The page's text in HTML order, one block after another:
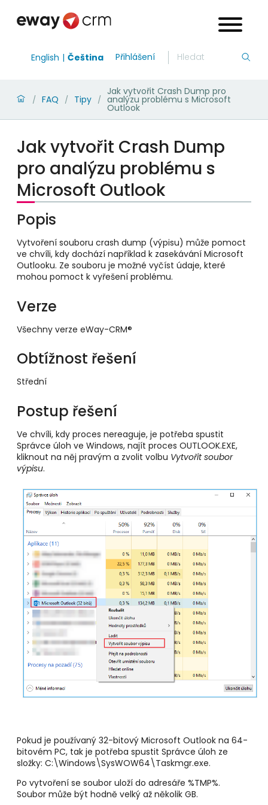
English Čeština Přihlášení
/ FAQ / Tipy /
Jak vytvořit Crash Dump pro
analýzu problému s Microsoft
Outlook
Jak vytvořit Crash Dump
pro analýzu problému s
Microsoft Outlook
Popis
Vytvoření souboru crash dump (výpisu) může pomoct
ve chvíli, kdy dochází například k zasekávání Microsoft
Outlooku. Ze souboru je možné vyčíst údaje, které
mohou pomoct k vyřešení problému.
Verze
Všechny verze eWay-CRM®
Obtížnost řešení
Střední
Postup řešení
Ve chvíli, kdy proces nereaguje, je potřeba spustit
Správce úloh ve Windows, najít proces OUTLOOK.EXE,
kliknout na něj pravým a zvolit volbu Vytvořit soubor
výpisu.
Pokud je používaný 32-bitový Microsoft Outlook na 64-
bitovém PC, tak je potřeba spustit Správce úloh ze
složky: C:\Windows\SysWOW64\Taskmgr.exe.
Po vytvoření se soubor uloží do adresáře %TMP%.
Soubor může být hodně velký až několik GB.